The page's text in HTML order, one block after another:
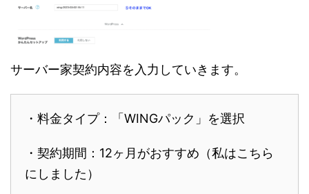
サーバー家契約内容を入力していきます。
・料金タイプ：「WINGパック」を選択
・契約期間：12ヶ月がおすすめ（私はこちら
にしました）